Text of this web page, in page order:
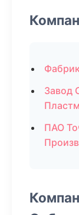
Завод
ПАО